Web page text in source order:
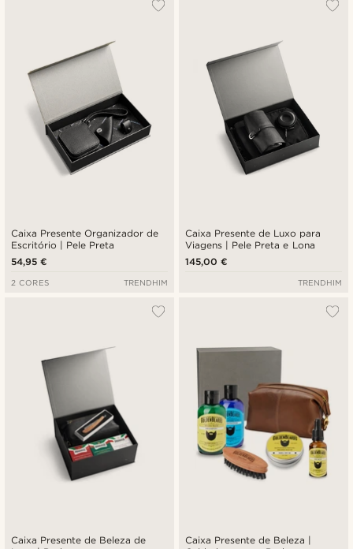
Caixa Presente Organizador de
Escritório | Pele Preta
54,95 €
2 CORES TRENDHIM
Caixa Presente de Luxo para
Viagens | Pele Preta e Lona
145,00 €
TRENDHIM
Caixa Presente de Beleza de
Caixa Presente de Beleza |